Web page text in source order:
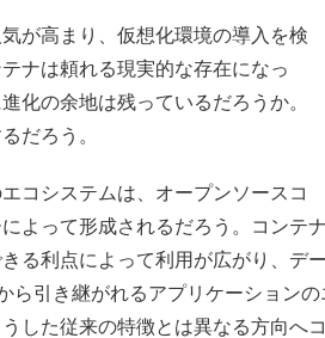
が高まり、仮想化環境の導入を検
ナは頼れる現実的な存在になっ
化の余地は残っているだろうか。
だろう。
コシステムは、オープンソースコ
よって形成されるだろう。コンテ
る利点によって利用が広がり、デ
ら引き継がれるアプリケーション
した従来の特徴とは異なる方向へ